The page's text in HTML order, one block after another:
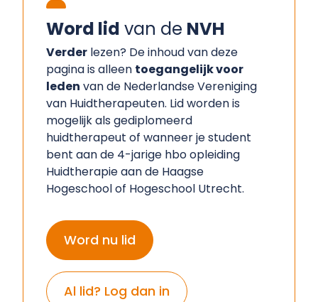
Word lid van de NVH
Verder lezen? De inhoud van deze
pagina is alleen toegangelijk voor
leden van de Nederlandse Vereniging
van Huidtherapeuten. Lid worden is
mogelijk als gediplomeerd
huidtherapeut of wanneer je student
bent aan de 4-jarige hbo opleiding
Huidtherapie aan de Haagse
Hogeschool of Hogeschool Utrecht.
Word nu lid
Al lid? Log dan in